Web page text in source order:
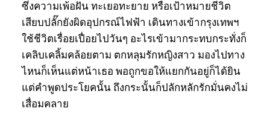
ซึ่งความเพ้อฝัน ทะเยอทะยาย หรือเป้าหมายชีวิต
เสียบปลั๊กยังผิดอุปกรณ์ไฟฟ้า เดินทางเข้ากรุงเทพฯ
ใช้ชีวิตเรื่อยเปื่อยไปวันๆ อะไรเข้ามากระทบกระทั่งก็
เคลิบเคลิ้มคล้อยตาม ตกหลุมรักหญิงสาว มองไปทาง
ไหนก็เห็นแต่หน้าเธอ พอถูกขอให้แยกกันอยู่ก็ได้ยิน
แต่คำพูดประโยคนั้น ถึงกระนั้นก็ปลักหลักรักมั่นคงไม่
เสื่อมคลาย